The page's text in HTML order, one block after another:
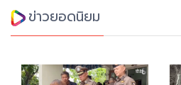
ข่าวยอดนิยม